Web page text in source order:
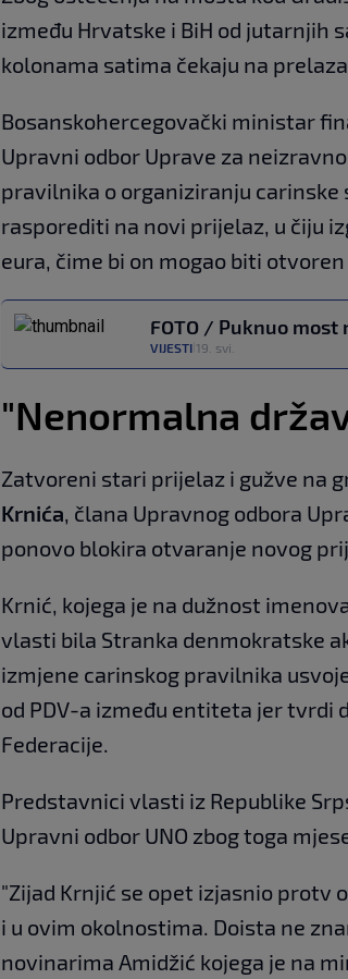
između Hrvatske i BiH od jutarnjih
kolonama satima čekaju na
Bosanskohercegovački ministar
Upravni odbor Uprave za
pravilnika o organiziranju carinske
rasporediti na novi prijelaz, u čiju
eura, čime bi on mogao biti
FOTO / Puknuo
VIJESTI 19. svi.
"Nenormalna
Zatvoreni stari prijelaz i gužve na
Krnića, člana Upravnog odbora
ponovo blokira otvaranje novog
Krnić, kojega je na dužnost
vlasti bila Stranka denmokratske
izmjene carinskog pravilnika
od PDV-a između entiteta jer tvrdi
Federacije.
Predstavnici vlasti iz Republike
Upravni odbor UNO zbog toga
"Zijad Krnjić se opet izjasnio protv
i u ovim okolnostima. Doista ne
novinarima Amidžić kojega je na